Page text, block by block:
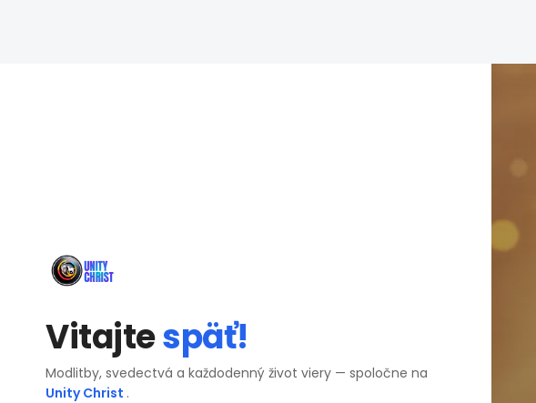
Vitajtespäť!
Modlitby, svedectvá a každodenný život viery — spoločne na
Unity Christ .